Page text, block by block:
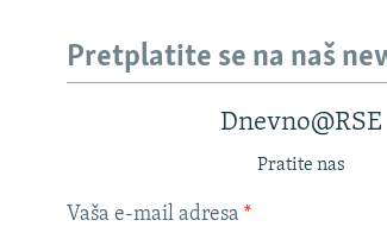
Pretplatite se na naš
Dnevno@RSE
Pratite nas
Vaša e-mail adresa *